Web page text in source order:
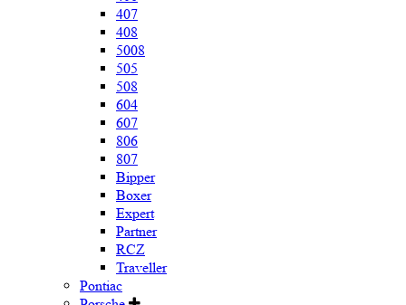
407
408
5008
505
508
604
607
806
807
Bipper
Boxer
Expert
Partner
RCZ
Traveller
Pontiac